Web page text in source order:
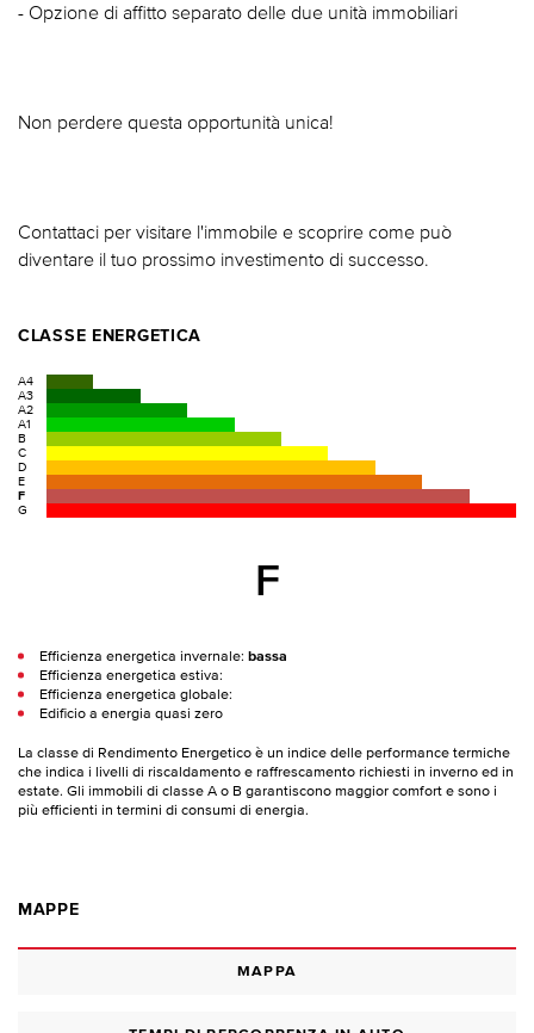
- Opzione di affitto separato delle due unità immobiliari
Non perdere questa opportunità unica!
Contattaci per visitare l'immobile e scoprire come può
diventare il tuo prossimo investimento di successo.
CLASSE ENERGETICA
A4
A3
A2
A1
B
C
D
E
F
G
F
Efficienza energetica invernale: bassa
Efficienza energetica estiva:
Efficienza energetica globale:
Edificio a energia quasi zero
La classe di Rendimento Energetico è un indice delle performance termiche
che indica i livelli di riscaldamento e raffrescamento richiesti in inverno ed in
estate. Gli immobili di classe A o B garantiscono maggior comfort e sono i
più efficienti in termini di consumi di energia.
MAPPE
MAPPA